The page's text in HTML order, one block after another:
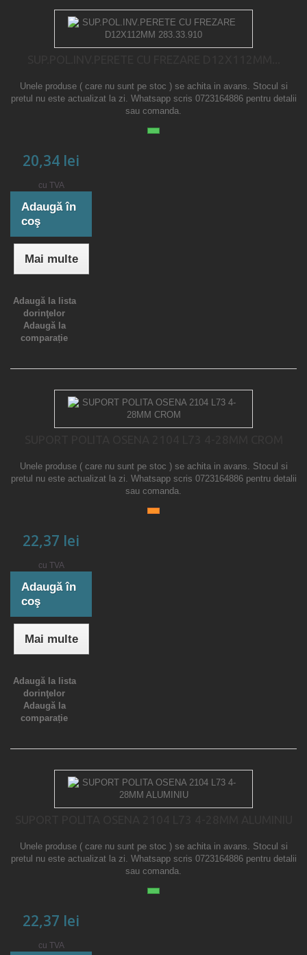
Unele produse ( care nu sunt pe stoc ) se achita in avans. Stocul si
pretul nu este actualizat la zi. Whatsapp scris 0723164886 pentru detalii
sau comanda.
20,34 lei
cu TVA
Adaugă în
coş
Mai multe
Adaugă la lista
dorinţelor
Adaugă la
comparație
Unele produse ( care nu sunt pe stoc ) se achita in avans. Stocul si
pretul nu este actualizat la zi. Whatsapp scris 0723164886 pentru detalii
sau comanda.
22,37 lei
cu TVA
Adaugă în
coş
Mai multe
Adaugă la lista
dorinţelor
Adaugă la
comparație
Unele produse ( care nu sunt pe stoc ) se achita in avans. Stocul si
pretul nu este actualizat la zi. Whatsapp scris 0723164886 pentru detalii
sau comanda.
22,37 lei
cu TVA